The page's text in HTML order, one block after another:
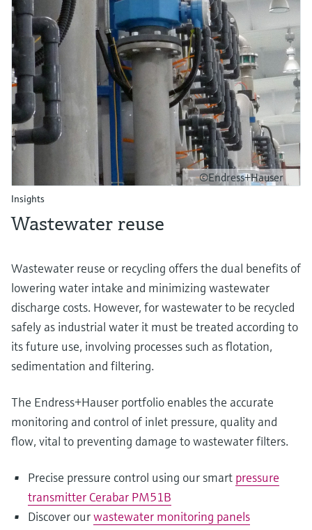
©Endress+Hauser
Insights
Wastewater reuse
Wastewater reuse or recycling offers the dual benefits of
lowering water intake and minimizing wastewater
discharge costs. However, for wastewater to be recycled
safely as industrial water it must be treated according to
its future use, involving processes such as flotation,
sedimentation and filtering.
The Endress+Hauser portfolio enables the accurate
monitoring and control of inlet pressure, quality and
flow, vital to preventing damage to wastewater filters.
Precise pressure control using our smart pressure
transmitter Cerabar PM51B
Discover ourwastewater monitoring panels